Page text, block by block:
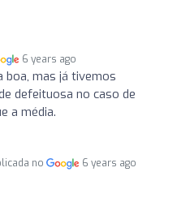
6 years ago
boa, mas já tivemos
defeituosa no caso de
a média.
no 6 years ago